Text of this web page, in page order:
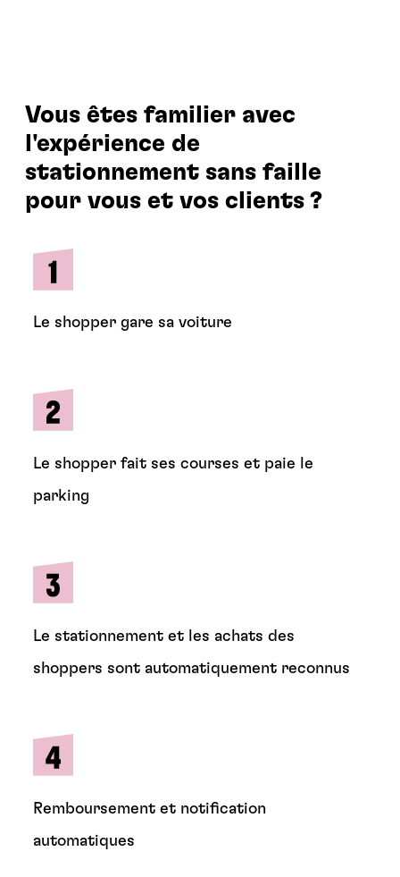
Vous êtes familier avec
l'expérience de
stationnement sans faille
pour vous et vos clients ?
Le shopper gare sa voiture
Le shopper fait ses courses et paie le
parking
Le stationnement et les achats des
shoppers sont automatiquement reconnus
Remboursement et notification
automatiques